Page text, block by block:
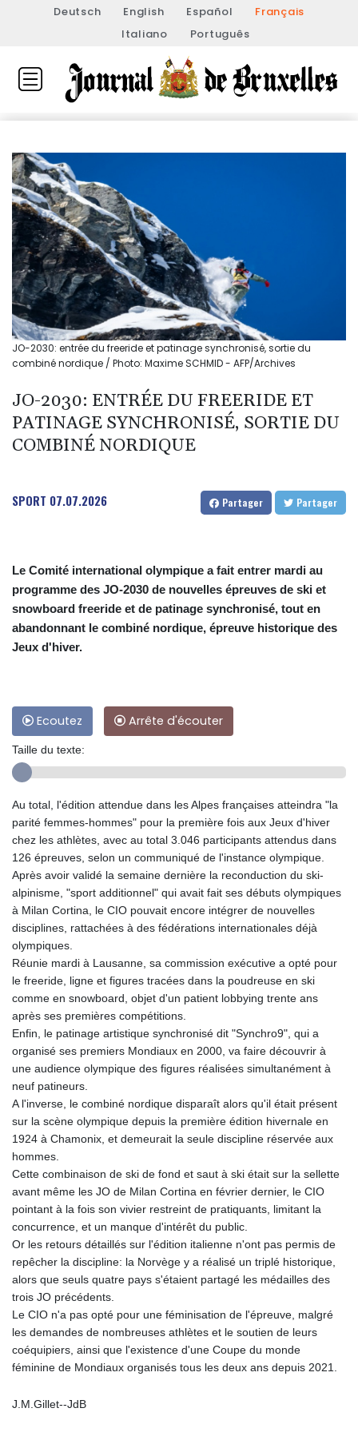
Deutsch English Español
Français
Italiano
Português
JO-2030: entrée du freeride et patinage synchronisé, sortie du
combiné nordique / Photo: Maxime SCHMID - AFP/Archives
JO-2030: ENTRÉE DU FREERIDE ET
PATINAGE SYNCHRONISÉ, SORTIE DU
COMBINÉ NORDIQUE
SPORT 07.07.2026 Partager Partager
Le Comité international olympique a fait entrer mardi au
programme des JO-2030 de nouvelles épreuves de ski et
snowboard freeride et de patinage synchronisé, tout en
abandonnant le combiné nordique, épreuve historique des
Jeux d'hiver.
Ecoutez Arrête d'écouter
Taille du texte:
Au total, l'édition attendue dans les Alpes françaises atteindra "la
parité femmes-hommes" pour la première fois aux Jeux d'hiver
chez les athlètes, avec au total 3.046 participants attendus dans
126 épreuves, selon un communiqué de l'instance olympique.
Après avoir validé la semaine dernière la reconduction du ski-
alpinisme, "sport additionnel" qui avait fait ses débuts olympiques
à Milan Cortina, le CIO pouvait encore intégrer de nouvelles
disciplines, rattachées à des fédérations internationales déjà
olympiques.
Réunie mardi à Lausanne, sa commission exécutive a opté pour
le freeride, ligne et figures tracées dans la poudreuse en ski
comme en snowboard, objet d'un patient lobbying trente ans
après ses premières compétitions.
Enfin, le patinage artistique synchronisé dit "Synchro9", qui a
organisé ses premiers Mondiaux en 2000, va faire découvrir à
une audience olympique des figures réalisées simultanément à
neuf patineurs.
A l'inverse, le combiné nordique disparaît alors qu'il était présent
sur la scène olympique depuis la première édition hivernale en
1924 à Chamonix, et demeurait la seule discipline réservée aux
hommes.
Cette combinaison de ski de fond et saut à ski était sur la sellette
avant même les JO de Milan Cortina en février dernier, le CIO
pointant à la fois son vivier restreint de pratiquants, limitant la
concurrence, et un manque d'intérêt du public.
Or les retours détaillés sur l'édition italienne n'ont pas permis de
repêcher la discipline: la Norvège y a réalisé un triplé historique,
alors que seuls quatre pays s'étaient partagé les médailles des
trois JO précédents.
Le CIO n'a pas opté pour une féminisation de l'épreuve, malgré
les demandes de nombreuses athlètes et le soutien de leurs
coéquipiers, ainsi que l'existence d'une Coupe du monde
féminine de Mondiaux organisés tous les deux ans depuis 2021.
J.M.Gillet--JdB